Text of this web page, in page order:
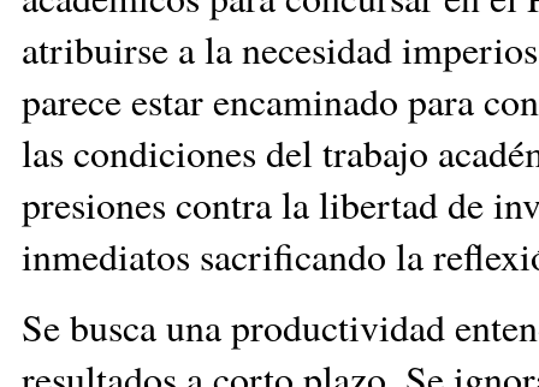
atribuirse a la necesidad
parece estar encaminado para
las condiciones del trabajo
presiones contra la libertad de
inmediatos sacrificando la
Se busca una productividad